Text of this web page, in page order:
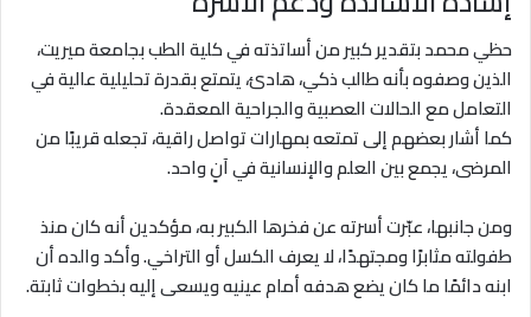
حظي محمد بتقدير كبير من أساتذته في كلية الطب بجامعة ميريت،
الذين وصفوه بأنه طالب ذكي، هادئ، يتمتع بقدرة تحليلية عالية في
التعامل مع الحالات العصبية والجراحية المعقدة.
كما أشار بعضهم إلى تمتعه بمهارات تواصل راقية، تجعله قريبًا من
المرضى، يجمع بين العلم والإنسانية في آنٍ واحد.
ومن جانبها، عبّرت أسرته عن فخرها الكبير به، مؤكدين أنه كان منذ
طفولته مثابرًا ومجتهدًا، لا يعرف الكسل أو التراخي. وأكد والده أن
ابنه دائمًا ما كان يضع هدفه أمام عينيه ويسعى إليه بخطوات ثابتة.